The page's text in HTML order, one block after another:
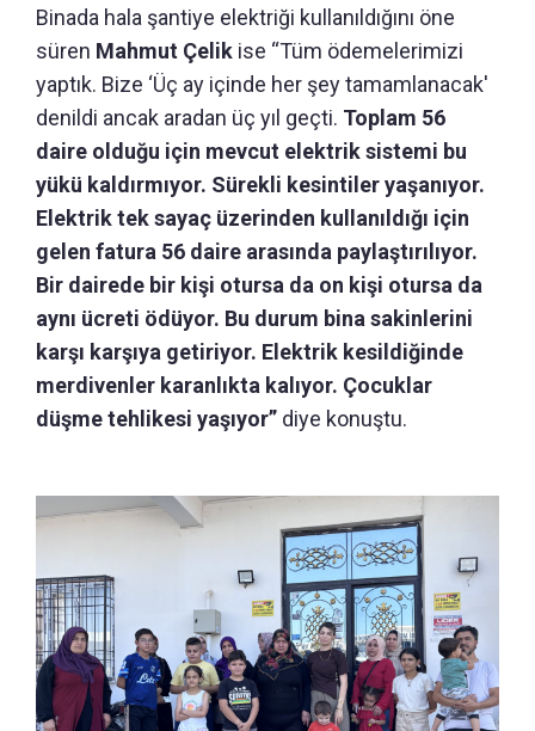
Binada hala şantiye elektriği kullanıldığını öne
süren Mahmut Çelik ise “Tüm ödemelerimizi
yaptık. Bize ‘Üç ay içinde her şey tamamlanacak'
denildi ancak aradan üç yıl geçti. Toplam 56
daire olduğu için mevcut elektrik sistemi bu
yükü kaldırmıyor. Sürekli kesintiler yaşanıyor.
Elektrik tek sayaç üzerinden kullanıldığı için
gelen fatura 56 daire arasında paylaştırılıyor.
Bir dairede bir kişi otursa da on kişi otursa da
aynı ücreti ödüyor. Bu durum bina sakinlerini
karşı karşıya getiriyor. Elektrik kesildiğinde
merdivenler karanlıkta kalıyor. Çocuklar
düşme tehlikesi yaşıyor” diye konuştu.